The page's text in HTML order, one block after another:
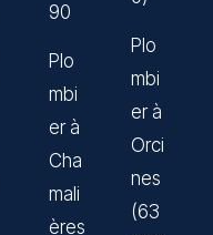
90
Plo
mbi
er à
Cha
mali
ères
Plo
mbi
er à
Orci
nes
(63